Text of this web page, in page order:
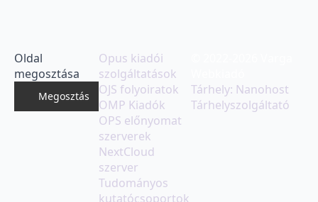
Oldal
megosztása
Megosztás
Opus kiadói
szolgáltatások
OJS folyoiratok
OMP Kiadók
OPS előnyomat
szerverek
NextCloud
szerver
Tudományos
kutatócsoportok
Tárhely: Nanohost
Tárhelyszolgáltató